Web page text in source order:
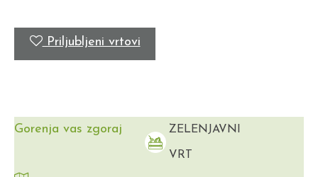
Priljubljeni vrtovi
Gorenja vas zgoraj ZELENJAVNI
VRT